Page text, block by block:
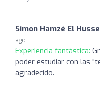
Simon Hamzé El
ago
Experiencia fantástica:
poder estudiar con las
agradecido.